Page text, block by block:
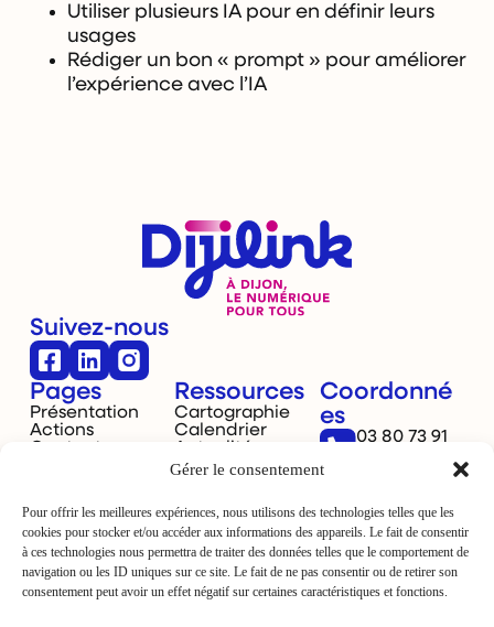
Gérer le consentement
Pour offrir les meilleures expériences, nous utilisons des technologies telles que les
cookies pour stocker et/ou accéder aux informations des appareils. Le fait de consentir
à ces technologies nous permettra de traiter des données telles que le comportement de
navigation ou les ID uniques sur ce site. Le fait de ne pas consentir ou de retirer son
consentement peut avoir un effet négatif sur certaines caractéristiques et fonctions.
Utiliser plusieurs IA pour en définir leurs
usages
Rédiger un bon « prompt » pour améliorer
l’expérience avec l’IA
Suivez-nous
Pages
Présentation
Actions
Ressources
Cartographie
Calendrier
Coordonné
es
03 80 73 91